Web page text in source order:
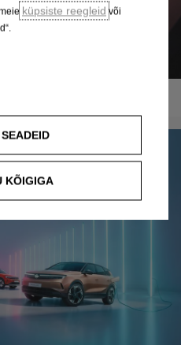
küpsiste reegleid või
SEADEID
KÕIGIGA